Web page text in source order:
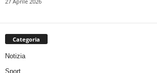
Categoria
Notizia
Sport